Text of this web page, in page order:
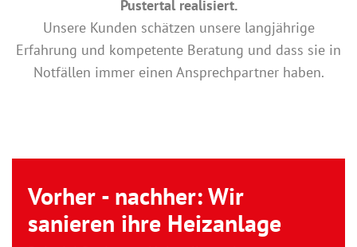
Pustertal realisiert.
Unsere Kunden schätzen unsere langjährige
Erfahrung und kompetente Beratung und dass sie in
Notfällen immer einen Ansprechpartner haben.
Vorher - nachher: Wir
sanieren ihre Heizanlage